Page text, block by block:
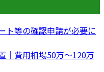
ト等の確認申請が必要に
｜費用相場50万〜120万